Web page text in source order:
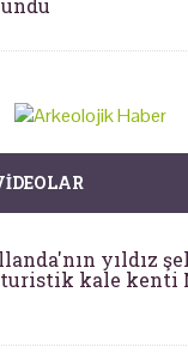
yıldız
kale kenti